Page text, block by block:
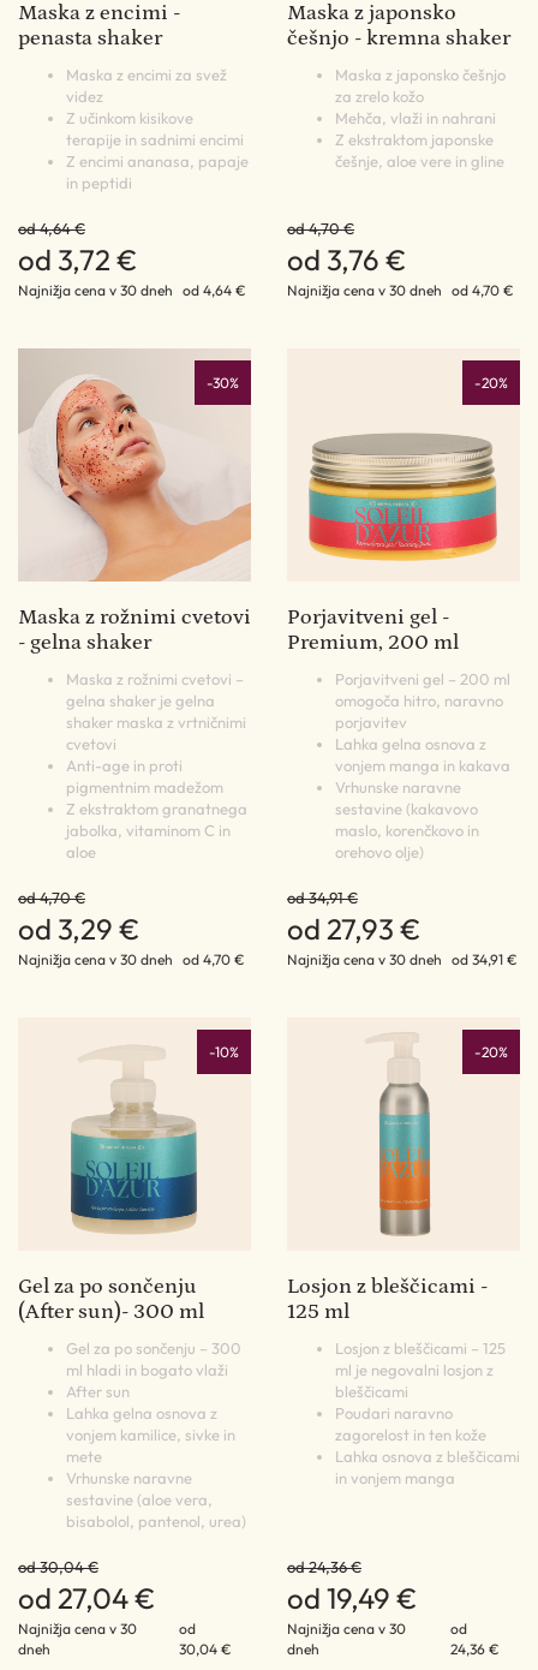
Maska z encimi -
penasta shaker
Maska z encimi za svež
videz
Z učinkom kisikove
terapije in sadnimi encimi
Z encimi ananasa, papaje
in peptidi
od 4,64 €
od 3,72 €
Najnižja cena v 30 dneh od 4,64 €
Maska z japonsko
češnjo - kremna shaker
Maska z japonsko češnjo
za zrelo kožo
Mehča, vlaži in nahrani
Z ekstraktom japonske
češnje, aloe vere in gline
od 4,70 €
od 3,76 €
Najnižja cena v 30 dneh od 4,70 €
-30%
Maska z rožnimi cvetovi
- gelna shaker
Maska z rožnimi cvetovi –
gelna shaker je gelna
shaker maska z vrtničnimi
cvetovi
Anti-age in proti
pigmentnim madežom
Z ekstraktom granatnega
jabolka, vitaminom C in
aloe
od 4,70 €
od 3,29 €
Najnižja cena v 30 dneh od 4,70 €
-20%
Porjavitveni gel -
Premium, 200 ml
Porjavitveni gel – 200 ml
omogoča hitro, naravno
porjavitev
Lahka gelna osnova z
vonjem manga in kakava
Vrhunske naravne
sestavine (kakavovo
maslo, korenčkovo in
orehovo olje)
od 34,91 €
od 27,93 €
Najnižja cena v 30 dneh od 34,91 €
-10%
Gel za po sončenju
(After sun)- 300 ml
Gel za po sončenju – 300
ml hladi in bogato vlaži
After sun
Lahka gelna osnova z
vonjem kamilice, sivke in
mete
Vrhunske naravne
sestavine (aloe vera,
bisabolol, pantenol, urea)
od 30,04 €
od 27,04 €
Najnižja cena v 30
dneh
od
30,04 €
-20%
Losjon z bleščicami -
125 ml
Losjon z bleščicami – 125
ml je negovalni losjon z
bleščicami
Poudari naravno
zagorelost in ten kože
Lahka osnova z bleščicami
in vonjem manga
od 24,36 €
od 19,49 €
Najnižja cena v 30
dneh
od
24,36 €